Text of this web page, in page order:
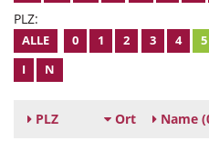
PLZ:
ALLE 0 1 2 3 4 5
I
N
PLZ Ort Name